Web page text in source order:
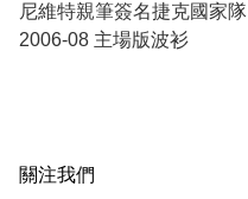
尼維特親筆簽名捷克國家隊
2006-08 主場版波衫
關注我們